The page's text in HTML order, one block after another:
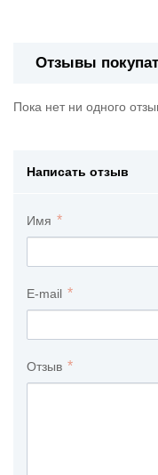
Отзывы
Пока нет ни одного
Написать отзыв
Имя
E-mail
Отзыв